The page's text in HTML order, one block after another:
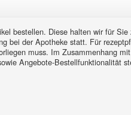
bestellen. Diese halten wir für
bei der Apotheke statt. Für
muss. Im Zusammenhang
Angebote-Bestellfunktionalität